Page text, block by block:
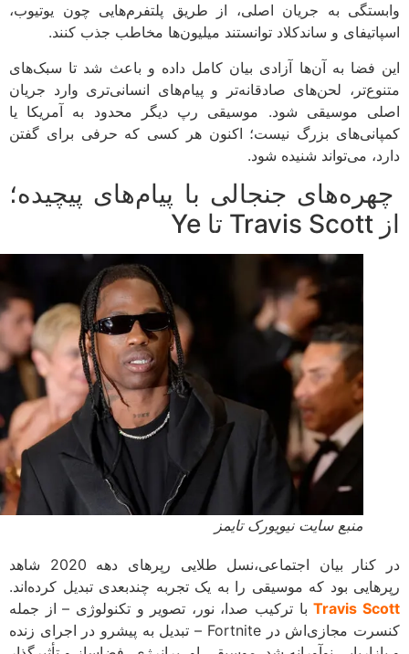
به جریان اصلی، از طریق پلتفرم‌هایی چون یوتیوب،
و ساندکلاد توانستند میلیون‌ها مخاطب جذب کنند.
فضا به آن‌ها آزادی بیان کامل داده و باعث شد تا سبک‌های
لحن‌های صادقانه‌تر و پیام‌های انسانی‌تری وارد جریان
موسیقی شود. موسیقی رپ دیگر محدود به آمریکا یا
بزرگ نیست؛ اکنون هر کسی که حرفی برای گفتن
می‌تواند شنیده شود.
جنجالی با پیام‌های پیچیده؛
منبع سایت نیویورک تایمز
در کنار بیان اجتماعی،نسل طلایی رپرهای دهه 2020 شاهد
بود که موسیقی را به یک تجربه چندبعدی تبدیل کرده‌اند.
Travisبا ترکیب صدا، نور، تصویر و تکنولوژی – از جمله
کنسرت مجازی‌اش در Fortnite – تبدیل به پیشرو در اجرای زنده